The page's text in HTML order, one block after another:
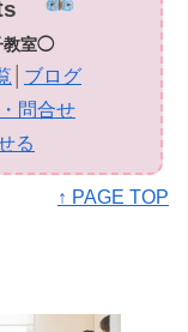
s
教室◯
ブログ
問合せ
る
↑ PAGE TOP